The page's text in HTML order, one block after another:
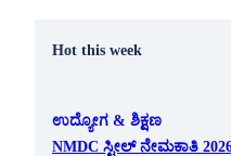
Hot this week
ಉದ್ಯೋಗ & ಶಿಕ್ಷಣ
NMDC ಸ್ಟೀಲ್ ನೇಮಕಾತಿ